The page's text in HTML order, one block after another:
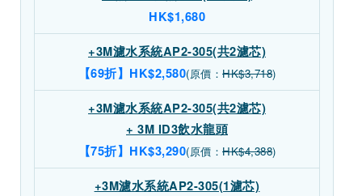
HK$1,680
+3M濾水系統AP2-305(共2濾芯)
【69折】HK$2,580(原價： HK$3,718)
+3M濾水系統AP2-305(共2濾芯)
+ 3M ID3飲水龍頭
【75折】HK$3,290(原價： HK$4,388)
+3M濾水系統AP2-305(1濾芯)